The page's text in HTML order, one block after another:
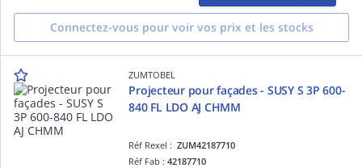
Connectez-vous pour voir vos prix et les stocks
ZUMTOBEL
Projecteur pour façades - SUSY S 3P 600-
840 FL LDO AJ CHMM
Réf Rexel :ZUM42187710
Réf Fab :42187710